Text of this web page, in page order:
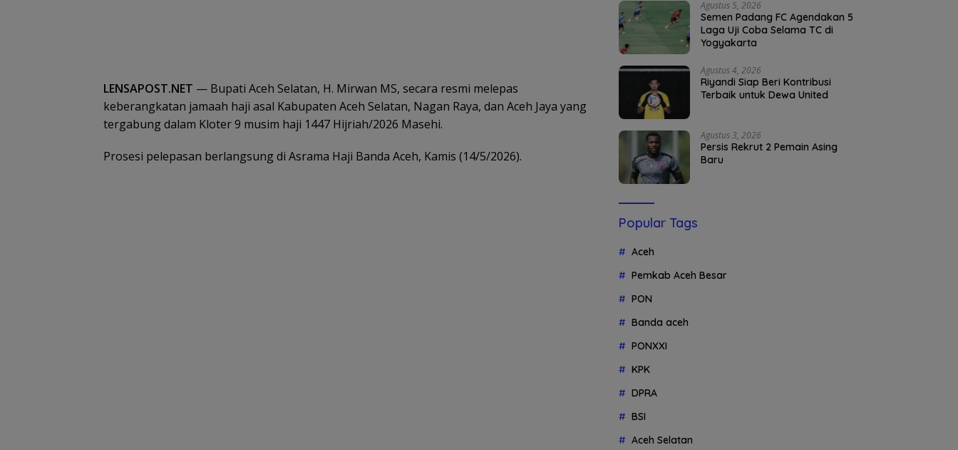
LENSAPOST.NET — Bupati Aceh Selatan, H. Mirwan MS, secara resmi melepas
keberangkatan jamaah haji asal Kabupaten Aceh Selatan, Nagan Raya, dan Aceh Jaya yang
tergabung dalam Kloter 9 musim haji 1447 Hijriah/2026 Masehi.
Prosesi pelepasan berlangsung di Asrama Haji Banda Aceh, Kamis (14/5/2026).
Agustus 5, 2026
Semen Padang FC Agendakan 5
Laga Uji Coba Selama TC di
Yogyakarta
Agustus 4, 2026
Riyandi Siap Beri Kontribusi
Terbaik untuk Dewa United
Agustus 3, 2026
Persis Rekrut 2 Pemain Asing
Baru
Popular Tags
Aceh
Pemkab Aceh Besar
PON
Banda aceh
PONXXI
KPK
DPRA
BSI
Aceh Selatan